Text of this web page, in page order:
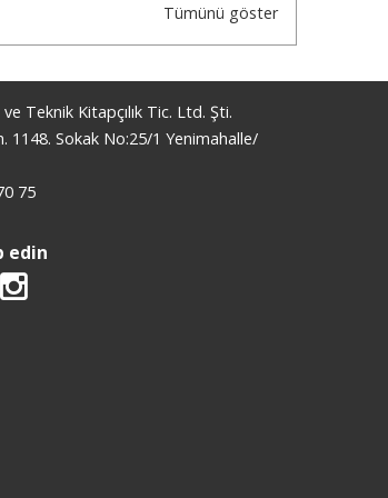
Tümünü göster
ve Teknik Kitapçılık Tic. Ltd. Şti.
1148. Sokak No:25/1 Yenimahalle/
75
edin